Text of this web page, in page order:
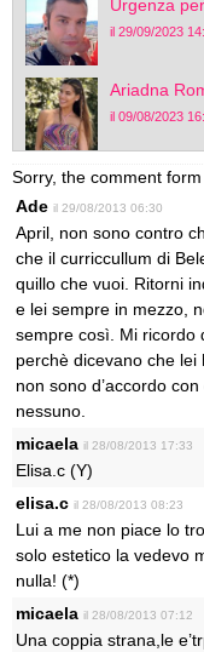
Urgenza
il 29/09/2023
Ariadna
il 09/08/2023
Sorry, the comment
Ade il 29/08/2013 06:30
April, non sono contro
che il curriccullum di
quillo che vuoi. Ritorni
e lei sempre in mezzo,
sempre così. Mi ricordo
perchè dicevano che
non sono d’accordo
nessuno.
micaela il 28/08/2013 17:33
Elisa.c (Y)
elisa.c il 28/08/2013 08:23
Lui a me non piace lo
solo estetico la vedevo
nulla! (*)
micaela il 28/08/2013 07:12
Una coppia strana,le